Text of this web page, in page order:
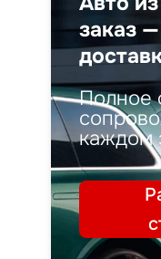
заказ
Полное
каждом